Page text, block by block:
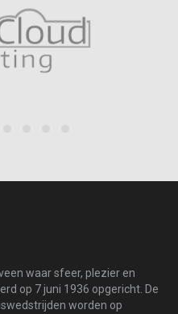
waar sfeer, plezier en
op 7 juni 1936 opgericht. De
worden op